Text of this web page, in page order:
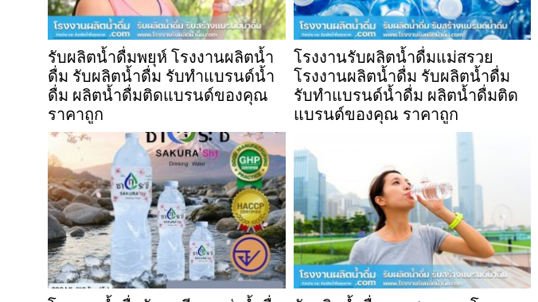
รับผลิตน้ำดื่มพยุห์ โรงงานผลิตน้ำ
ดื่ม รับผลิตน้ำดื่ม รับทำแบรนด์น้ำ
ดื่ม ผลิตน้ำดื่มติดแบรนด์ของคุณ
ราคาถูก
โรงงานรับผลิตน้ำดื่มแม่สรวย
โรงงานผลิตน้ำดื่ม รับผลิตน้ำดื่ม
รับทำแบรนด์น้ำดื่ม ผลิตน้ำดื่มติด
แบรนด์ของคุณ ราคาถูก